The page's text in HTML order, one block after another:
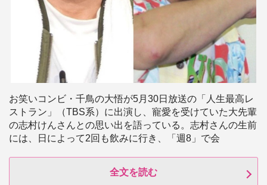
お笑いコンビ・千鳥の大悟が5月30日放送の「人生最高レ
ストラン」（TBS系）に出演し、寵愛を受けていた大先輩
の志村けんさんとの思い出を語っている。志村さんの生前
には、日によって2回も飲みに行き、「週8」で会
全文を読む